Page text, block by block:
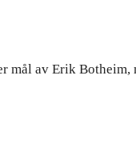
av Erik Botheim,